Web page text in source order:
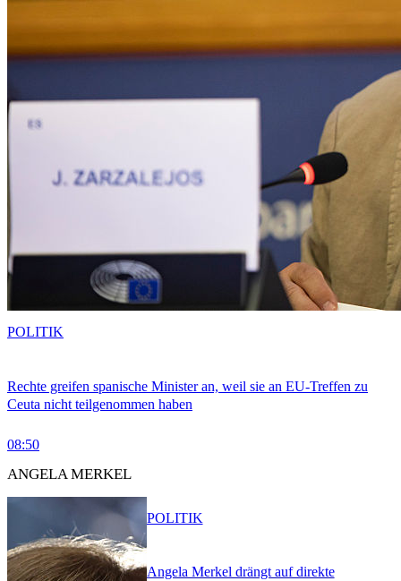
Rechte greifen spanische Minister an, weil sie an EU-Treffen zu
Ceuta nicht teilgenommen haben
08:50
POLITIK
ANGELA MERKEL
Angela Merkel drängt auf direkte
POLITIK